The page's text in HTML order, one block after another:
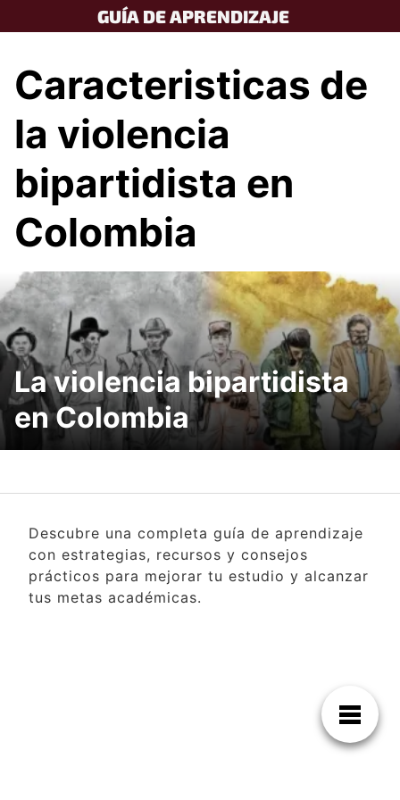
to
GUÍA DE APRENDIZAJE
Caracteristicas de
la violencia
bipartidista en
Colombia
La violencia bipartidista
en Colombia
Descubre una completa guía de aprendizaje
con estrategias, recursos y consejos
prácticos para mejorar tu estudio y alcanzar
tus metas académicas.